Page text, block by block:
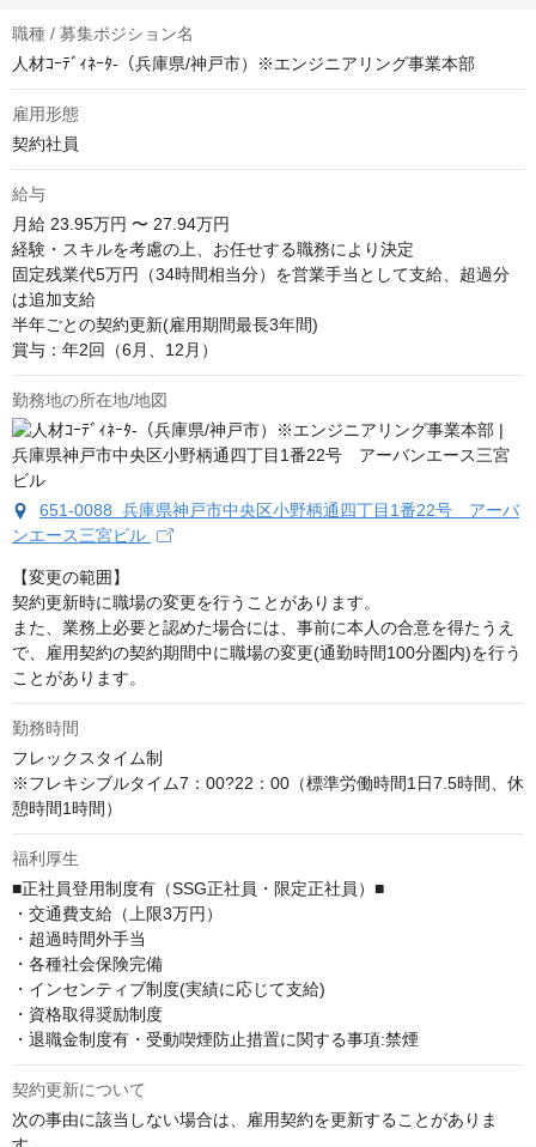
職種 / 募集ポジション名
人材ｺｰﾃﾞｨﾈｰﾀ-（兵庫県/神戸市）※エンジニアリング事業本部
雇用形態
契約社員
給与
月給 23.95万円 〜 27.94万円
経験・スキルを考慮の上、お任せする職務により決定
固定残業代5万円（34時間相当分）を営業手当として支給、超過分
は追加支給
半年ごとの契約更新(雇用期間最長3年間)
賞与：年2回（6月、12月）
勤務地の所在地/地図
651-0088 兵庫県神戸市中央区小野柄通四丁目1番22号 アーバ
ンエース三宮ビル
【変更の範囲】
契約更新時に職場の変更を行うことがあります。
また、業務上必要と認めた場合には、事前に本人の合意を得たうえ
で、雇用契約の契約期間中に職場の変更(通勤時間100分圏内)を行う
ことがあります。
勤務時間
フレックスタイム制
※フレキシブルタイム7：00?22：00（標準労働時間1日7.5時間、休
憩時間1時間）
福利厚生
■正社員登用制度有（SSG正社員・限定正社員）■
・交通費支給（上限3万円）
・超過時間外手当
・各種社会保険完備
・インセンティブ制度(実績に応じて支給)
・資格取得奨励制度
・退職金制度有・受動喫煙防止措置に関する事項:禁煙
契約更新について
次の事由に該当しない場合は、雇用契約を更新することがありま